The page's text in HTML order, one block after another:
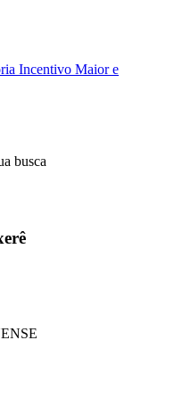
Incentivo Maior e
busca